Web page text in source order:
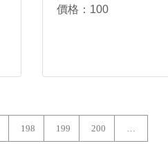
價格：100
198 199 200
…